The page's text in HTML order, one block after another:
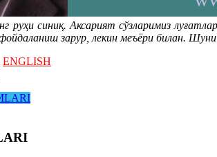
руҳи синиқ. Аксарият сўзларимиз
зарур, лекин меъёри билан.
ENGLISH